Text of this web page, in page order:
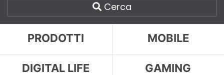
Cerca
PRODOTTI MOBILE
DIGITAL LIFE GAMING